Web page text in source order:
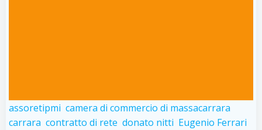
assoretipmi camera di commercio di massacarrara
carrara contratto di rete donato nitti Eugenio Ferrari